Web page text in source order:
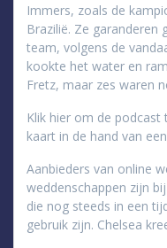
Immers, zoals de
Brazilië. Ze garanderen
team, volgens de
kookte het water en
Fretz, maar zes waren
Klik hier om de
kaart in de hand van
Aanbieders van online
weddenschappen zijn
die nog steeds in een
gebruik zijn. Chelsea